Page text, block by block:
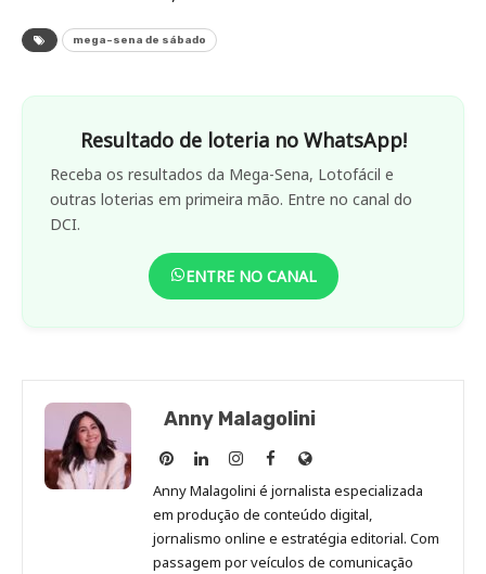
mega-sena de sábado
Resultado de loteria no WhatsApp!
Receba os resultados da Mega-Sena, Lotofácil e
outras loterias em primeira mão. Entre no canal do
DCI.
ENTRE NO CANAL
Anny Malagolini
Anny
Malagolini
no
Pinterest
Anny
Malagolini
no
LinkedIn
Anny
Malagolini
no
Instagram
Anny
Malagolini
no
Facebook
Site
de
Anny
Malagolini
Anny Malagolini é jornalista especializada
em produção de conteúdo digital,
jornalismo online e estratégia editorial. Com
passagem por veículos de comunicação